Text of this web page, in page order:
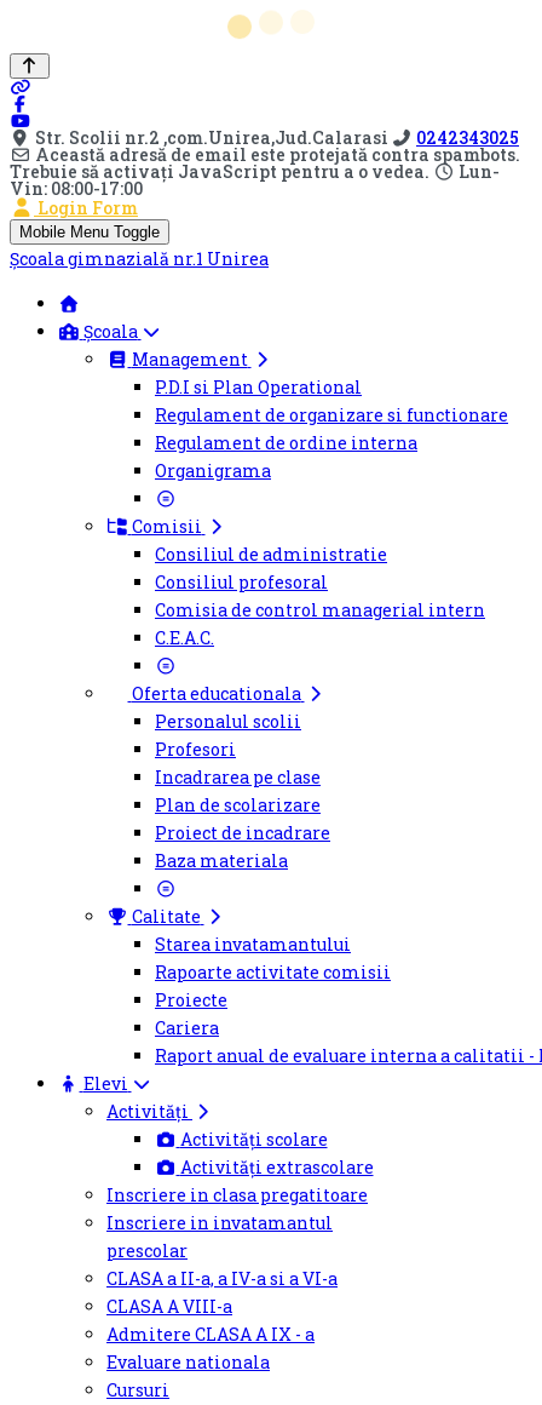
Str. Scolii nr.2 ,com.Unirea,Jud.Calarasi 0242343025
Această adresă de email este protejată contra spambots.
Trebuie să activați JavaScript pentru a o vedea. Lun-
Vin: 08:00-17:00
Login Form
Mobile Menu Toggle
Şcoala gimnazială nr.1 Unirea
Școala
Management
P.D.I si Plan Operational
Regulament de organizare si functionare
Regulament de ordine interna
Organigrama
Comisii
Consiliul de administratie
Consiliul profesoral
Comisia de control managerial intern
C.E.A.C.
Oferta educationala
Personalul scolii
Profesori
Incadrarea pe clase
Plan de scolarizare
Proiect de incadrare
Baza materiala
Calitate
Starea invatamantului
Rapoarte activitate comisii
Proiecte
Cariera
Raport anual de evaluare interna a calitatii -
Elevi
Activități
Activități scolare
Activități extrascolare
Inscriere in clasa pregatitoare
Inscriere in invatamantul
prescolar
CLASA a II-a, a IV-a si a VI-a
CLASA A VIII-a
Admitere CLASA A IX - a
Evaluare nationala
Cursuri